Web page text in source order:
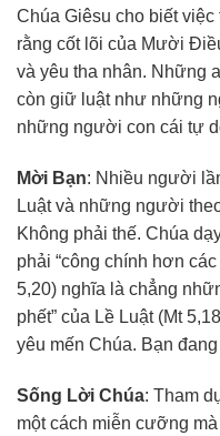
Chúa Giêsu cho biết
rằng cốt lõi của Mười
và yêu tha nhân. Những
còn giữ luật như những
những người con cái tự
Mời Bạn: Nhiều người
Luật và những người
Không phải thế. Chúa
phải “công chính hơn
5,20) nghĩa là chẳng
phết” của Lề Luật (Mt
yêu mến Chúa. Bạn
Sống Lời Chúa: Tham
một cách miễn cưỡng